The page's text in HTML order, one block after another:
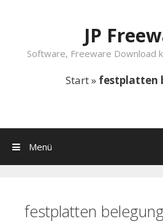
JP
Software, Freeware Download
Start» festplatten
Menü
festplatten belegung